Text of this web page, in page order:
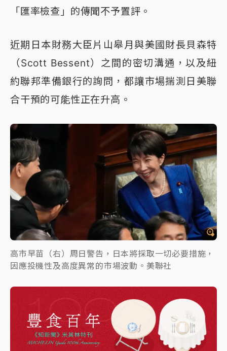
「匯率檢查」的傳聞不予置評。
近期日本財務大臣片山皋月與美國財長貝森特
（Scott Bessent）之間的密切溝通，以及紐
約聯邦準備銀行的詢問，都讓市場揣測日美聯
合干預的可能性正在升高。
高市早苗（右）周日警告，日本將採取一切必要措施，
因應投機性及高度異常的市場波動。美聯社